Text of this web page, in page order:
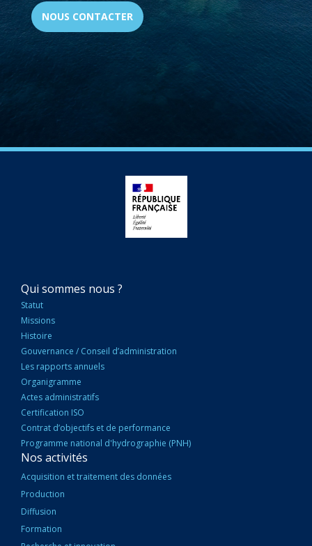
NOUS CONTACTER
NAVIGATION
PRINCIPALE
Qui sommes nous ?
Statut
Missions
Histoire
Gouvernance / Conseil d’administration
Les rapports annuels
Organigramme
Actes administratifs
Certification ISO
Contrat d’objectifs et de performance
Programme national d'hydrographie (PNH)
Nos activités
Acquisition et traitement des données
Production
Diffusion
Formation